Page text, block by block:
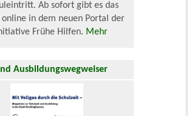
Ab sofort gibt es das
online in dem neuen Portal der
Frühe Hilfen. Mehr
Ausbildungswegweiser